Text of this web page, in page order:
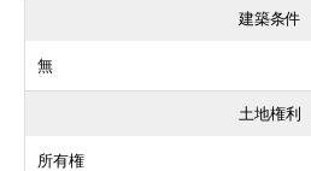
建築条件
無
土地権利
所有権